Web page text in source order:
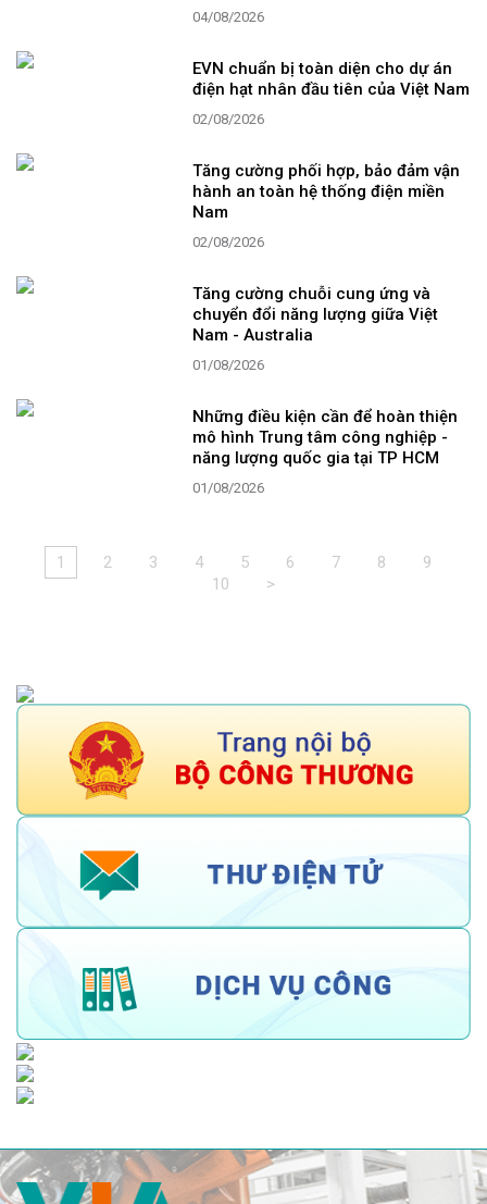
04/08/2026
EVN chuẩn bị toàn diện cho dự án
điện hạt nhân đầu tiên của Việt Nam
02/08/2026
Tăng cường phối hợp, bảo đảm vận
hành an toàn hệ thống điện miền
Nam
02/08/2026
Tăng cường chuỗi cung ứng và
chuyển đổi năng lượng giữa Việt
Nam - Australia
01/08/2026
Những điều kiện cần để hoàn thiện
mô hình Trung tâm công nghiệp -
năng lượng quốc gia tại TP HCM
01/08/2026
1 2 3 4 5 6 7 8
9
10
>